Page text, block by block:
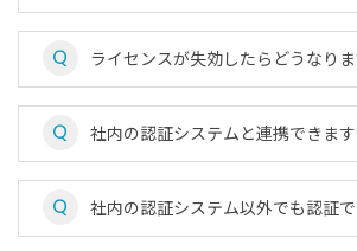
ライセンスが失効したらどうなりま
社内の認証システムと連携できます
社内の認証システム以外でも認証